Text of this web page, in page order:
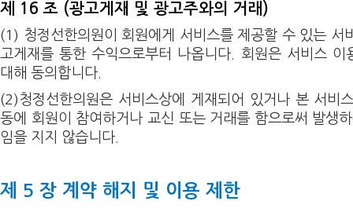
제 16 조 (광고게재 및 광고주와의 거래)
(1) 청정선한의원이 회원에게 서비스를 제공할 수 있는 서
고게재를 통한 수익으로부터 나옵니다. 회원은 서비스 이
대해 동의합니다.
(2)청정선한의원은 서비스상에 게재되어 있거나 본 서비
동에 회원이 참여하거나 교신 또는 거래를 함으로써 발생
임을 지지 않습니다.
제 5 장 계약 해지 및 이용 제한